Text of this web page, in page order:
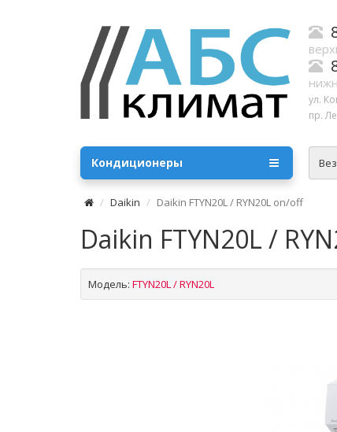
ул.
пр.
Кондиционеры
Daikin Daikin FTYN20L / RYN20L on/off
Daikin FTYN20L /
Модель: FTYN20L / RYN20L